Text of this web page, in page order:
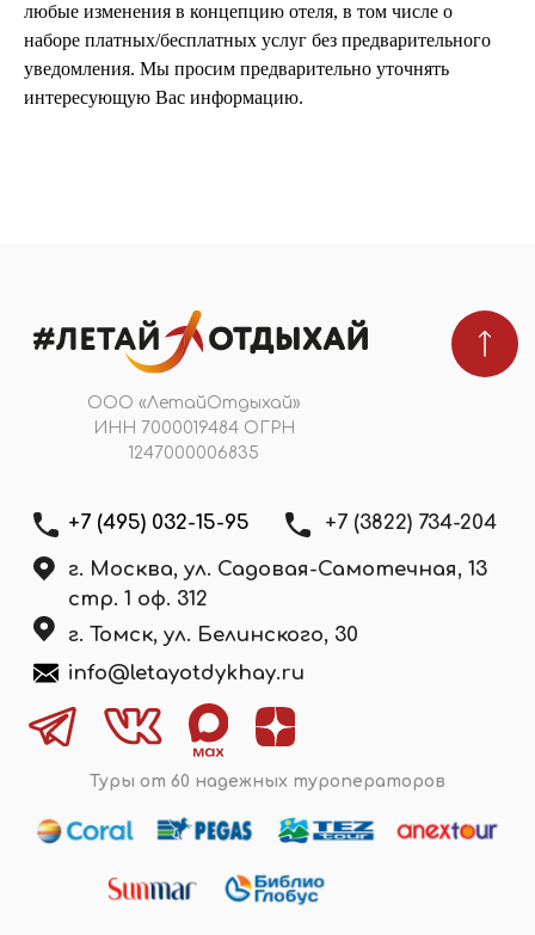
любые изменения в концепцию отеля, в том числе о
наборе платных/бесплатных услуг без предварительного
уведомления. Мы просим предварительно уточнять
интересующую Вас информацию.
данных в соответствии с
политикой
конфиденциальности
Подобрать тур
Мы в реестре туроператоров